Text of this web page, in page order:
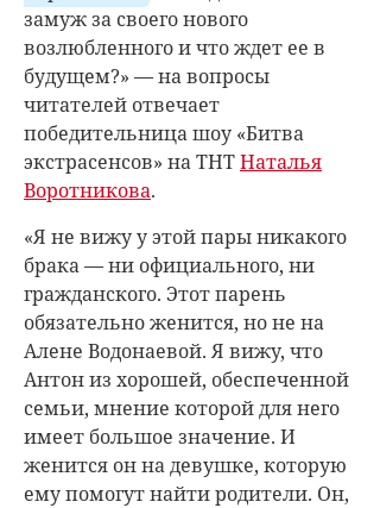
замуж за своего нового
возлюбленного и что ждет ее в
будущем?» — на вопросы
читателей отвечает
победительница шоу «Битва
экстрасенсов» на ТНТНаталья
Воротникова.
«Я не вижу у этой пары никакого
брака — ни официального, ни
гражданского. Этот парень
обязательно женится, но не на
Алене Водонаевой. Я вижу, что
Антон из хорошей, обеспеченной
семьи, мнение которой для него
имеет большое значение. И
женится он на девушке, которую
ему помогут найти родители. Он,